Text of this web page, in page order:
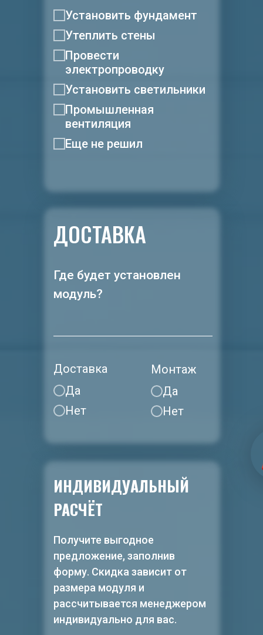
Получите выгодное
предложение, заполнив
форму. Скидка зависит от
размера модуля и
рассчитывается менеджером
индивидуально для вас.
Где будет установлен
модуль?
Доставка
Да
Нет
Монтаж
Да
Нет
Установить фундамент
Утеплить стены
Провести
электропроводку
Установить светильники
Промышленная
вентиляция
Еще не решил
ДОСТАВКА
ИНДИВИДУАЛЬНЫЙ
РАСЧЁТ